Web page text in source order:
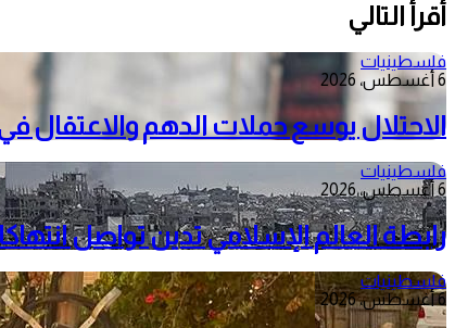
أقرأ التالي
فلسطينيات
6 أغسطس، 2026
الاحتلال يوسع حملات الدهم والاعتقال
فلسطينيات
6 أغسطس، 2026
رابطة العالم الإسلامي تدين تواصل
فلسطينيات
6 أغسطس، 2026